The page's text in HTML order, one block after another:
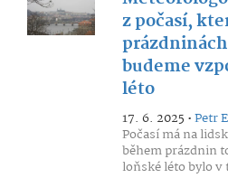
z počasí,
budeme
léto
17. 6. 2025 •Petr
Počasí má na
během prázdnin
loňské léto bylo